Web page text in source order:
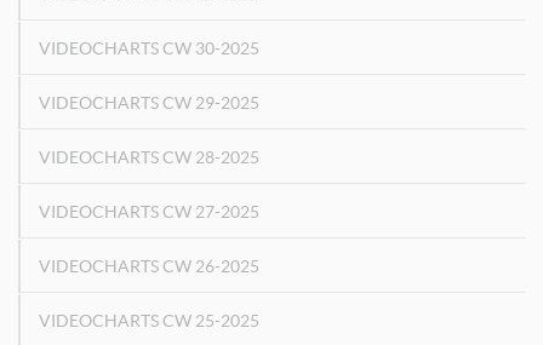
VIDEOCHARTS CW 30-2025
VIDEOCHARTS CW 29-2025
VIDEOCHARTS CW 28-2025
VIDEOCHARTS CW 27-2025
VIDEOCHARTS CW 26-2025
VIDEOCHARTS CW 25-2025